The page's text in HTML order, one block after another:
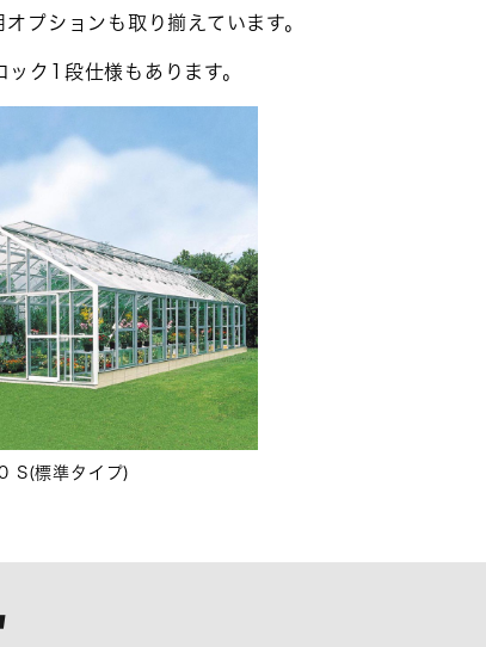
プションも取り揃えています。
ク1段仕様もあります。
S(標準タイプ)